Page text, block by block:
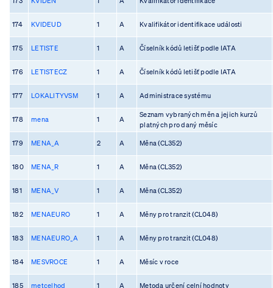
174 KVIDEUD 1 A Kvalifikátor identifikace události
175 LETISTE 1 A Číselník kódů letišť podle IATA
176 LETISTECZ 1 A Číselník kódů letišť podle IATA
177 LOKALITYVSM 1 A Administrace systému
178 mena 1 A
Seznam vybraných měn a jejich kurzů
platných pro daný měsíc
179 MENA_A 2 A Měna (CL352)
180 MENA_R 1 A Měna (CL352)
181 MENA_V 1 A Měna (CL352)
182 MENAEURO 1 A Měny pro tranzit (CL048)
183 MENAEURO_A 1 A Měny pro tranzit (CL048)
184 MESVROCE 1 A Měsíc v roce
185 metcelhod 1 A Metoda určení celní hodnoty